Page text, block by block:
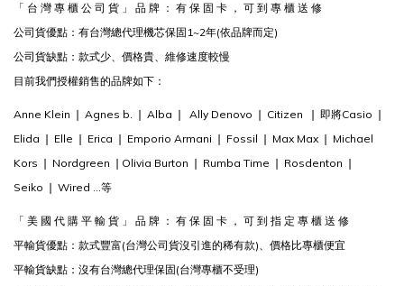
「 台 灣 專 櫃 公 司 貨 」 品 牌 ： 有 保 固 卡 ， 可 到 專 櫃 送 修
公司貨優點：有台灣總代理機芯保固1~2年(依品牌而定)
公司貨缺點：款式少、價格貴、維修速度較慢
目前我們授權銷售的品牌如下：
Anne Klein ❘ Agnes b. ❘ Alba ❘ Ally Denovo ❘ Citizen ❘ 即將Casio ❘
Elida ❘ Elle ❘ Erica ❘ Emporio Armani ❘ Fossil ❘ Max Max ❘ Michael
Kors ❘ Nordgreen ❘Olivia Burton ❘ Rumba Time ❘ Rosdenton ❘
Seiko ❘ Wired ...等
「 美 國 代 購 平 輸 貨 」 品 牌 ： 有 保 固 卡 ， 可 到 指 定 專 櫃 送 修
平輸貨優點：款式豐富(台灣公司貨沒引進的稀有款)、價格比專櫃便宜
平輸貨缺點：沒有台灣總代理保固(台灣專櫃不受理)